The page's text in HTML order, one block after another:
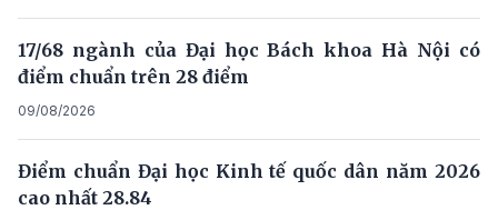
17/68 ngành của Đại học Bách khoa Hà Nội có
điểm chuẩn trên 28 điểm
09/08/2026
Điểm chuẩn Đại học Kinh tế quốc dân năm 2026
cao nhất 28.84